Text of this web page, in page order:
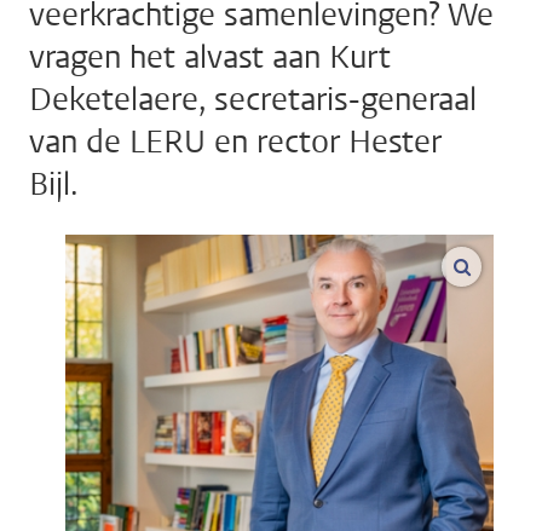
veerkrachtige samenlevingen? We
vragen het alvast aan Kurt
Deketelaere, secretaris-generaal
van de LERU en rector Hester
Bijl.